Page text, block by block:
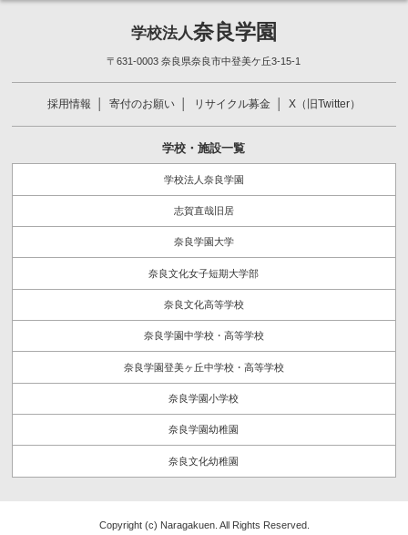
学校法人奈良学園
〒631-0003 奈良県奈良市中登美ケ丘3-15-1
採用情報 寄付のお願い リサイクル募金 X（旧Twitter）
学校・施設一覧
学校法人奈良学園
志賀直哉旧居
奈良学園大学
奈良文化女子短期大学部
奈良文化高等学校
奈良学園中学校・高等学校
奈良学園登美ヶ丘中学校・高等学校
奈良学園小学校
奈良学園幼稚園
奈良文化幼稚園
Copyright (c) Naragakuen. All Rights Reserved.